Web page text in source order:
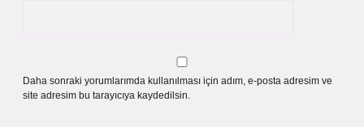
Daha sonraki yorumlarımda kullanılması için adım, e-posta adresim ve
site adresim bu tarayıcıya kaydedilsin.